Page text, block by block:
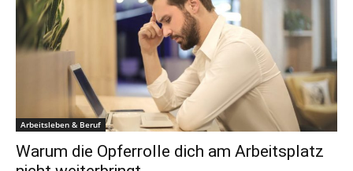
Arbeitsleben & Beruf
Warum die Opferrolle dich am Arbeitsplatz